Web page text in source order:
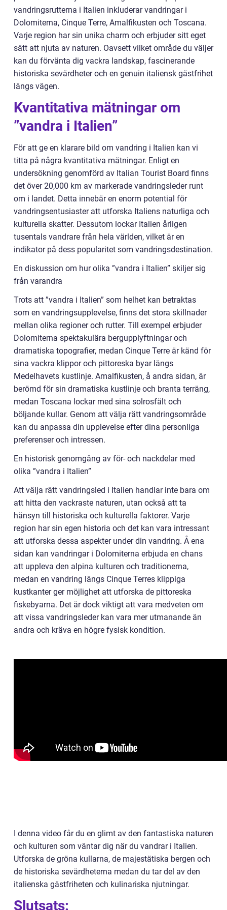
vandringsrutterna i Italien inkluderar vandringar i
Dolomiterna, Cinque Terre, Amalfikusten och Toscana.
Varje region har sin unika charm och erbjuder sitt eget
sätt att njuta av naturen. Oavsett vilket område du väljer
kan du förvänta dig vackra landskap, fascinerande
historiska sevärdheter och en genuin italiensk gästfrihet
längs vägen.
Kvantitativa mätningar om
”vandra i Italien”
För att ge en klarare bild om vandring i Italien kan vi
titta på några kvantitativa mätningar. Enligt en
undersökning genomförd av Italian Tourist Board finns
det över 20,000 km av markerade vandringsleder runt
om i landet. Detta innebär en enorm potential för
vandringsentusiaster att utforska Italiens naturliga och
kulturella skatter. Dessutom lockar Italien årligen
tusentals vandrare från hela världen, vilket är en
indikator på dess popularitet som vandringsdestination.
En diskussion om hur olika ”vandra i Italien” skiljer sig
från varandra
Trots att ”vandra i Italien” som helhet kan betraktas
som en vandringsupplevelse, finns det stora skillnader
mellan olika regioner och rutter. Till exempel erbjuder
Dolomiterna spektakulära bergupplyftningar och
dramatiska topografier, medan Cinque Terre är känd för
sina vackra klippor och pittoreska byar längs
Medelhavets kustlinje. Amalfikusten, å andra sidan, är
berömd för sin dramatiska kustlinje och branta terräng,
medan Toscana lockar med sina solrosfält och
böljande kullar. Genom att välja rätt vandringsområde
kan du anpassa din upplevelse efter dina personliga
preferenser och intressen.
En historisk genomgång av för- och nackdelar med
olika ”vandra i Italien”
Att välja rätt vandringsled i Italien handlar inte bara om
att hitta den vackraste naturen, utan också att ta
hänsyn till historiska och kulturella faktorer. Varje
region har sin egen historia och det kan vara intressant
att utforska dessa aspekter under din vandring. Å ena
sidan kan vandringar i Dolomiterna erbjuda en chans
att uppleva den alpina kulturen och traditionerna,
medan en vandring längs Cinque Terres klippiga
kustkanter ger möjlighet att utforska de pittoreska
fiskebyarna. Det är dock viktigt att vara medveten om
att vissa vandringsleder kan vara mer utmanande än
andra och kräva en högre fysisk kondition.
I denna video får du en glimt av den fantastiska naturen
och kulturen som väntar dig när du vandrar i Italien.
Utforska de gröna kullarna, de majestätiska bergen och
de historiska sevärdheterna medan du tar del av den
italienska gästfriheten och kulinariska njutningar.
Slutsats: